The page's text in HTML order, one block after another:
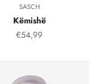
SASCH
Këmishë
Çmimi i shitjes, çmimi
€54,99